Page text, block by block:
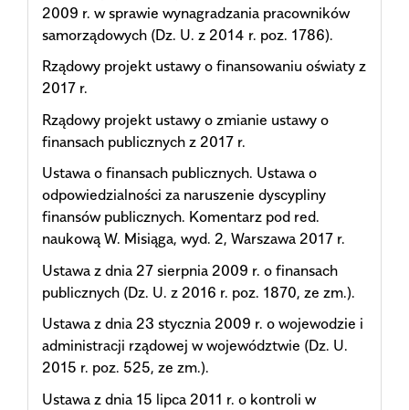
2009 r. w sprawie wynagradzania pracowników
samorządowych (Dz. U. z 2014 r. poz. 1786).
Rządowy projekt ustawy o finansowaniu oświaty z
2017 r.
Rządowy projekt ustawy o zmianie ustawy o
finansach publicznych z 2017 r.
Ustawa o finansach publicznych. Ustawa o
odpowiedzialności za naruszenie dyscypliny
finansów publicznych. Komentarz pod red.
naukową W. Misiąga, wyd. 2, Warszawa 2017 r.
Ustawa z dnia 27 sierpnia 2009 r. o finansach
publicznych (Dz. U. z 2016 r. poz. 1870, ze zm.).
Ustawa z dnia 23 stycznia 2009 r. o wojewodzie i
administracji rządowej w województwie (Dz. U.
2015 r. poz. 525, ze zm.).
Ustawa z dnia 15 lipca 2011 r. o kontroli w